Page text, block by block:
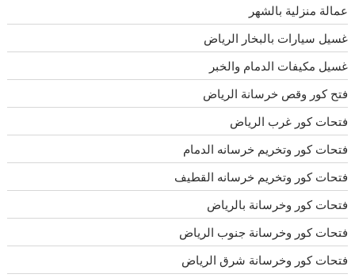
عمالة منزلية بالشهر
غسيل سيارات بالبخار الرياض
غسيل مكيفات الدمام والخبر
فتح كور وقص خرسانة الرياض
فتحات كور غرب الرياض
فتحات كور وتخريم خرسانه الدمام
فتحات كور وتخريم خرسانه القطيف
فتحات كور وخرسانة بالرياض
فتحات كور وخرسانة جنوب الرياض
فتحات كور وخرسانة شرق الرياض